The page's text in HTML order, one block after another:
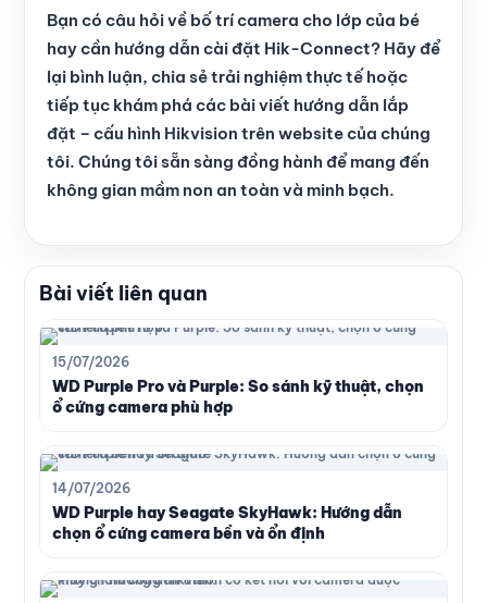
Bạn có câu hỏi về bố trí camera cho lớp của bé
hay cần hướng dẫn cài đặt Hik-Connect? Hãy để
lại bình luận, chia sẻ trải nghiệm thực tế hoặc
tiếp tục khám phá các bài viết hướng dẫn lắp
đặt – cấu hình Hikvision trên website của chúng
tôi. Chúng tôi sẵn sàng đồng hành để mang đến
không gian mầm non an toàn và minh bạch.
Bài viết liên quan
15/07/2026
WD Purple Pro và Purple: So sánh kỹ thuật, chọn
ổ cứng camera phù hợp
14/07/2026
WD Purple hay Seagate SkyHawk: Hướng dẫn
chọn ổ cứng camera bền và ổn định